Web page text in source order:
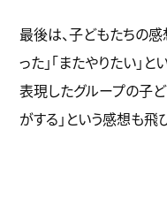
最後は、子どもたちの
った」「またやりたい」
表現したグループの子
がする」という感想も飛